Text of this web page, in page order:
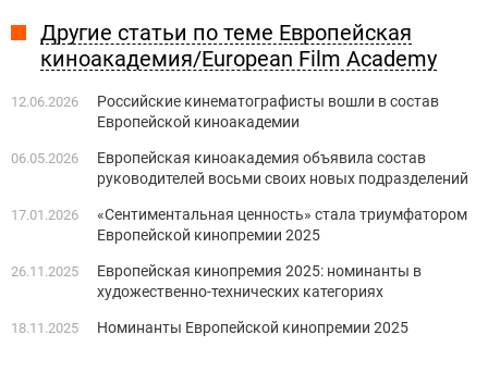
Другие статьи по теме Европейская
киноакадемия/European Film Academy
12.06.2026
Российские кинематографисты вошли в состав
Европейской киноакадемии
06.05.2026
Европейская киноакадемия объявила состав
руководителей восьми своих новых подразделений
17.01.2026
«Сентиментальная ценность» стала триумфатором
Европейской кинопремии 2025
26.11.2025
Европейская кинопремия 2025: номинанты в
художественно-технических категориях
18.11.2025 Номинанты Европейской кинопремии 2025